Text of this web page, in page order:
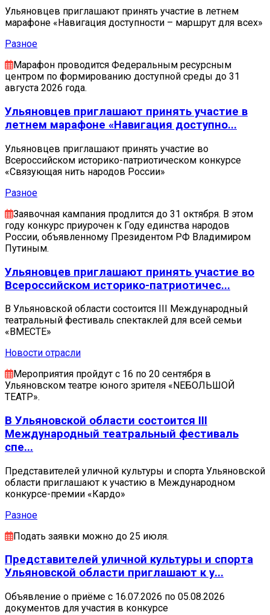
Ульяновцев приглашают принять участие в летнем
марафоне «Навигация доступности – маршрут для всех»
Разное
Марафон проводится Федеральным ресурсным
центром по формированию доступной среды до 31
августа 2026 года.
Ульяновцев приглашают принять участие в
летнем марафоне «Навигация доступно...
Ульяновцев приглашают принять участие во
Всероссийском историко-патриотическом конкурсе
«Связующая нить народов России»
Разное
Заявочная кампания продлится до 31 октября. В этом
году конкурс приурочен к Году единства народов
России, объявленному Президентом РФ Владимиром
Путиным.
Ульяновцев приглашают принять участие во
Всероссийском историко-патриотичес...
В Ульяновской области состоится III Международный
театральный фестиваль спектаклей для всей семьи
«ВМЕСТЕ»
Новости отрасли
Мероприятия пройдут с 16 по 20 сентября в
Ульяновском театре юного зрителя «NEБОЛЬШОЙ
ТЕАТР».
В Ульяновской области состоится III
Международный театральный фестиваль
спе...
Представителей уличной культуры и спорта Ульяновской
области приглашают к участию в Международном
конкурсе-премии «Кардо»
Разное
Подать заявки можно до 25 июля.
Представителей уличной культуры и спорта
Ульяновской области приглашают к у...
Объявление о приёме с 16.07.2026 по 05.08.2026
документов для участия в конкурсе